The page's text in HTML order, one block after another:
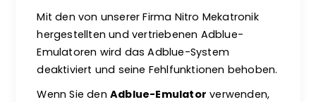
Mit den von unserer Firma Nitro Mekatronik
hergestellten und vertriebenen Adblue-
Emulatoren wird das Adblue-System
deaktiviert und seine Fehlfunktionen behoben.
Wenn Sie denAdblue-Emulator verwenden,